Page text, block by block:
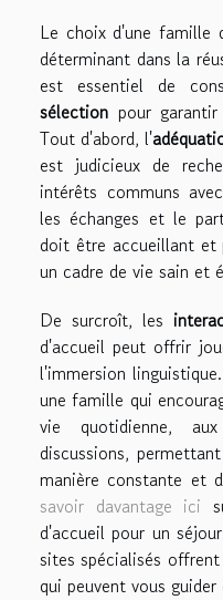
Le choix d'une famille
déterminant dans la
est essentiel de
sélection pour
Tout d'abord, l'
est judicieux de
intérêts communs
les échanges et le
doit être accueillant et
un cadre de vie sain et
De surcroît, les
d'accueil peut offrir
l'immersion
une famille qui
vie quotidienne,
discussions,
manière constante et
savoir davantage ici
d'accueil pour un
sites spécialisés
qui peuvent vous